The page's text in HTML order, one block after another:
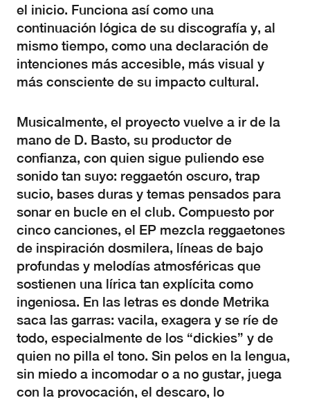
el inicio. Funciona así como una
continuación lógica de su discografía y, al
mismo tiempo, como una declaración de
intenciones más accesible, más visual y
más consciente de su impacto cultural.
Musicalmente, el proyecto vuelve a ir de la
mano de D. Basto, su productor de
confianza, con quien sigue puliendo ese
sonido tan suyo: reggaetón oscuro, trap
sucio, bases duras y temas pensados para
sonar en bucle en el club. Compuesto por
cinco canciones, el EP mezcla reggaetones
de inspiración dosmilera, líneas de bajo
profundas y melodías atmosféricas que
sostienen una lírica tan explícita como
ingeniosa. En las letras es donde Metrika
saca las garras: vacila, exagera y se ríe de
todo, especialmente de los “dickies” y de
quien no pilla el tono. Sin pelos en la lengua,
sin miedo a incomodar o a no gustar, juega
con la provocación, el descaro, lo